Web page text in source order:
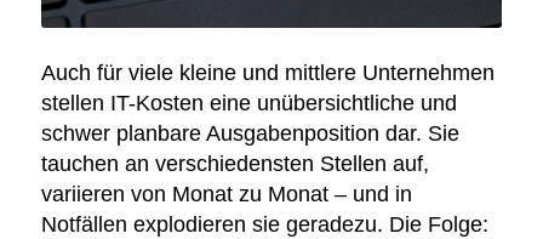
Auch für viele kleine und mittlere Unternehmen
stellen IT-Kosten eine unübersichtliche und
schwer planbare Ausgabenposition dar. Sie
tauchen an verschiedensten Stellen auf,
variieren von Monat zu Monat – und in
Notfällen explodieren sie geradezu. Die Folge: